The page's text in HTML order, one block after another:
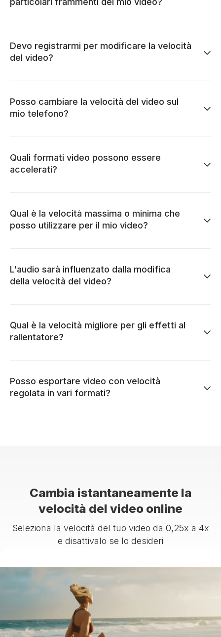
Devo registrarmi per modificare la velocità
del video?
Posso cambiare la velocità del video sul
mio telefono?
Quali formati video possono essere
accelerati?
Qual è la velocità massima o minima che
posso utilizzare per il mio video?
L'audio sarà influenzato dalla modifica
della velocità del video?
Qual è la velocità migliore per gli effetti al
rallentatore?
Posso esportare video con velocità
regolata in vari formati?
Cambia istantaneamente la
velocità del video online
Seleziona la velocità del tuo video da 0,25x a 4x
e disattivalo se lo desideri